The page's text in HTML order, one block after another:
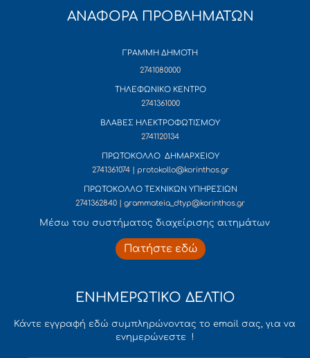
ΑΝΑΦΟΡΑ ΠΡΟΒΛΗΜΑΤΩΝ
ΓΡΑΜΜΗ ΔΗΜΟΤΗ
2741080000
ΤΗΛΕΦΩΝΙΚΟ ΚΕΝΤΡΟ
2741361000
ΒΛΑΒΕΣ ΗΛΕΚΤΡΟΦΩΤΙΣΜΟΥ
2741120134
ΠΡΩΤΟΚΟΛΛΟ ΔΗΜΑΡΧΕΙΟΥ
2741361074 | protokollo@korinthos.gr
ΠΡΩΤΟΚΟΛΛΟ ΤΕΧΝΙΚΩΝ ΥΠΗΡΕΣΙΩΝ
2741362840 | grammateia_dtyp@korinthos.gr
Mέσω του συστήματος διαχείρισης αιτημάτων
Πατήστε εδώ
ΕΝΗΜΕΡΩΤΙΚΟ ΔΕΛΤΙΟ
Κάντε εγγραφή εδώ συμπληρώνοντας το email σας, για να
ενημερώνεστε !